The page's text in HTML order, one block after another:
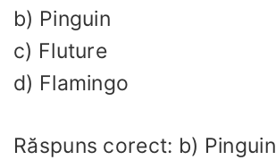
b) Pinguin
c) Fluture
d) Flamingo
Răspuns corect: b) Pinguin